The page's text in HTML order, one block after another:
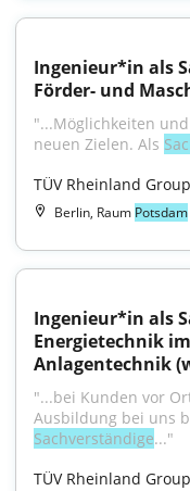
Ingenieur*in als
Förder- und
"...Möglichkeiten
neuen Zielen. Als
TÜV Rheinland Group
Berlin, Raum Potsdam
Ingenieur*in als
Energietechnik
Anlagentechnik
"...bei Kunden vor
Sachverständige..."
TÜV Rheinland Group